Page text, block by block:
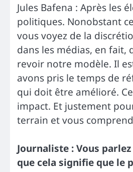
Jules Bafena : Après les
politiques. Nonobstant
vous voyez de la
dans les médias, en fait,
revoir notre modèle. Il
avons pris le temps de
qui doit être amélioré.
impact. Et justement
terrain et vous
Journaliste : Vous
que cela signifie que le